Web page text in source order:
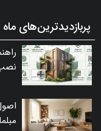
پربازدیدترین‌های ماه
نصب